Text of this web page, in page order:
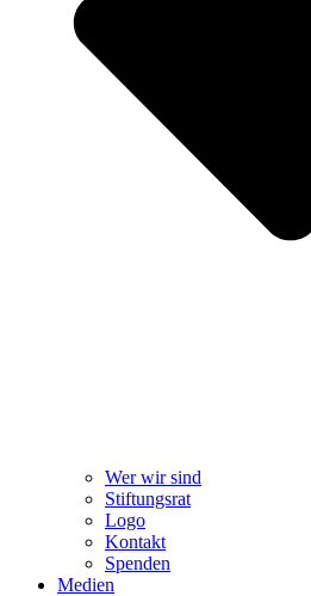
Wer wir sind
Stiftungsrat
Logo
Kontakt
Spenden
Medien